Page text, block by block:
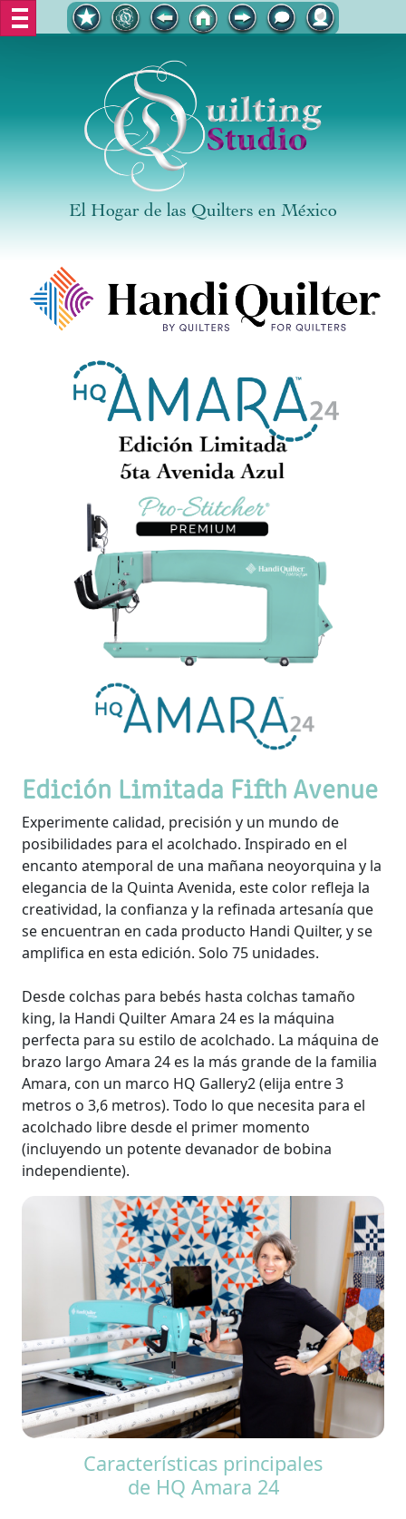
El Hogar de las Quilters en México
Edición Limitada Fifth Avenue
Experimente calidad, precisión y un mundo de
posibilidades para el acolchado. Inspirado en el
encanto atemporal de una mañana neoyorquina y la
elegancia de la Quinta Avenida, este color refleja la
creatividad, la confianza y la refinada artesanía que
se encuentran en cada producto Handi Quilter, y se
amplifica en esta edición. Solo 75 unidades.
Desde colchas para bebés hasta colchas tamaño
king, la Handi Quilter Amara 24 es la máquina
perfecta para su estilo de acolchado. La máquina de
brazo largo Amara 24 es la más grande de la familia
Amara, con un marco HQ Gallery2 (elija entre 3
metros o 3,6 metros). Todo lo que necesita para el
acolchado libre desde el primer momento
(incluyendo un potente devanador de bobina
independiente).
Características principales
de HQ Amara 24